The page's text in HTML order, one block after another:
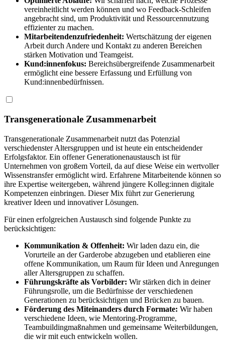
vereinheitlicht werden können und wo Feedback-Schleifen
angebracht sind, um Produktivität und Ressourcennutzung
effizienter zu machen.
Mitarbeitendenzufriedenheit: Wertschätzung der eigenen
Arbeit durch Andere und Kontakt zu anderen Bereichen
stärken Motivation und Teamgeist.
Kund:innenfokus: Bereichsübergreifende Zusammenarbeit
ermöglicht eine bessere Erfassung und Erfüllung von
Kund:innenbedürfnissen.
Transgenerationale Zusammenarbeit
Transgenerationale Zusammenarbeit nutzt das Potenzial
verschiedenster Altersgruppen und ist heute ein entscheidender
Erfolgsfaktor. Ein offenerGenerationenaustausch ist für
Unternehmen von großem Vorteil, da auf diese Weise ein wertvoller
Wissenstransferermöglicht wird. Erfahrene Mitarbeitende können so
ihre Expertise weitergeben, während jüngere Kolleg:innen digitale
Kompetenzen einbringen. Dieser Mix führt zur Generierung
kreativerIdeen und innovativerLösungen.
Für einen erfolgreichen Austausch sind folgende Punkte zu
berücksichtigen:
Kommunikation & Offenheit: Wir laden dazu ein, die
Vorurteile an der Garderobe abzugeben und etablieren eine
offene Kommunikation, um Raum für Ideen und Anregungen
aller Altersgruppen zu schaffen.
Führungskräfte als Vorbilder: Wir stärken dich in deiner
Führungsrolle, um die Bedürfnisse der verschiedenen
Generationen zu berücksichtigen und Brücken zu bauen.
Förderung des Miteinanders durch Formate: Wir haben
verschiedene Ideen, wie Mentoring-Programme,
Teambuildingmaßnahmen und gemeinsame Weiterbildungen,
die wir mit euch entwickeln wollen.​​